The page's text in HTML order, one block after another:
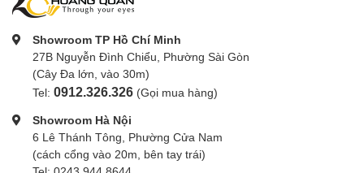
Showroom TP Hồ Chí Minh
27B Nguyễn Đình Chiểu, Phường Sài Gòn
(Cây Đa lớn, vào 30m)
Tel: 0912.326.326 (Gọi mua hàng)
Showroom Hà Nội
6 Lê Thánh Tông, Phường Cửa Nam
(cách cổng vào 20m, bên tay trái)